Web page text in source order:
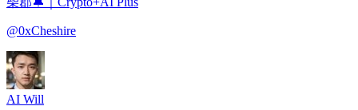
@0xCheshire
AI Will